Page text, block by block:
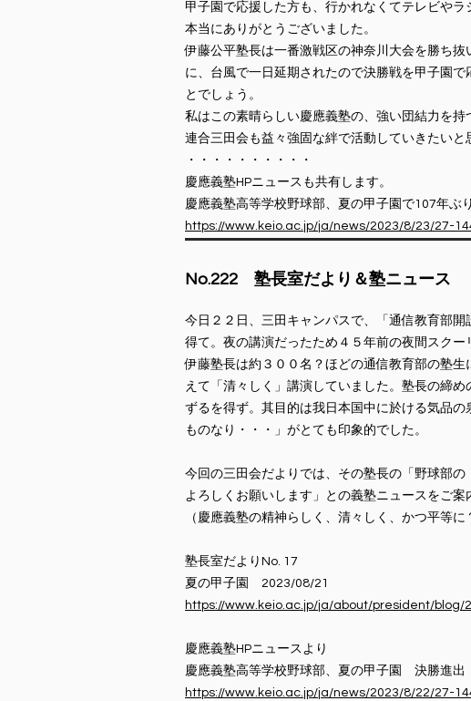
甲⼦園で応援した⽅も、⾏かれなくてテレビや
本当にありがとうございました。
伊藤公平塾⻑は⼀番激戦区の神奈川⼤会を勝ち
に、台⾵で⼀⽇延期されたので決勝戦を甲⼦園
とでしょう。
私はこの素晴らしい慶應義塾の、強い団結⼒を
連合三⽥会も益々強固な絆で活動していきたい
・・・・・・・・・・
慶應義塾HPニュースも共有します。
慶應義塾高等学校野球部、夏の甲子園で107年
https://www.keio.ac.jp/ja/news/2023/8/23/27-
​No.222 塾長室だより＆塾ニュース
今日２２日、三田キャンパスで、「通信教育部
得て。夜の講演だったため４５年前の夜間スクー
伊藤塾長は約３００名？ほどの通信教育部の塾
えて「清々しく」講演していました。塾長の締
ずるを得ず。其目的は我日本国中に於ける気品
ものなり・・・」がとても印象的でした。
今回の三田会だよりでは、その塾長の「野球部
よろしくお願いします」との義塾ニュースをご案
（慶應義塾の精神らしく、清々しく、かつ平等
塾長室だよりNo. 17
夏の甲子園 2023/08/21
https://www.keio.ac.jp/ja/about/president/blog/
慶應義塾HPニュースより
慶應義塾高等学校野球部、夏の甲子園 決勝進
https://www.keio.ac.jp/ja/news/2023/8/22/27-